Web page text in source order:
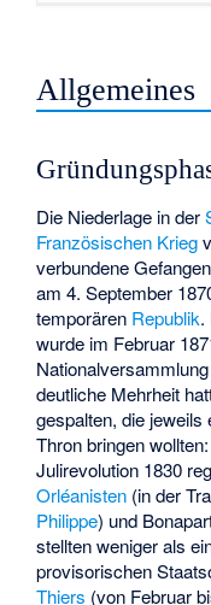
Allgemeines
Die Niederlage in der
Französischen Krieg
verbundene
am 4. September
temporären Republik.
wurde im Februar
deutliche Mehrheit
gespalten, die
Thron bringen
Julirevolution 1830
Orléanisten (in der
Philippe) und
stellten weniger als
provisorischen
Thiers (von Februar